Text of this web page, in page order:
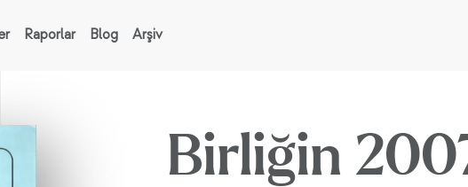
Raporlar Blog Arşiv
Birliğin